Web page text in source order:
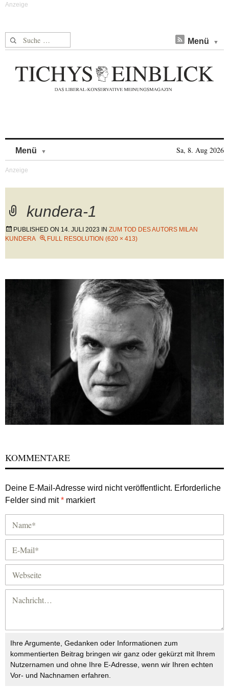
Suche nach: Menü
Menü Sa, 8. Aug 2026
kundera-1
PUBLISHED ON 14. JULI 2023 IN ZUM TOD DES AUTORS MILAN
KUNDERA
FULL RESOLUTION (620 × 413)
KOMMENTARE
Deine E-Mail-Adresse wird nicht veröffentlicht. Erforderliche
Felder sind mit* markiert
Ihre Argumente, Gedanken oder Informationen zum
kommentierten Beitrag bringen wir ganz oder gekürzt mit Ihrem
Nutzernamen und ohne Ihre E-Adresse, wenn wir Ihren echten
Vor- und Nachnamen erfahren.